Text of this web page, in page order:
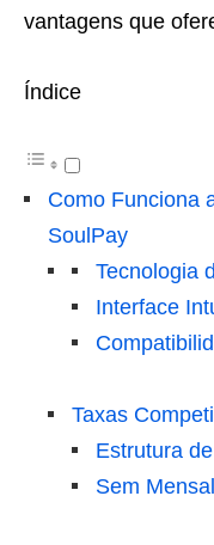
vantagens que
Índice
Como Funciona
SoulPay
Tecnologia
Interface
Taxas
Estrutura
Sem